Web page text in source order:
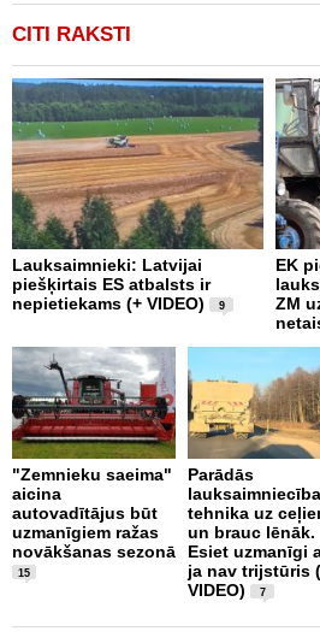
CITI RAKSTI
Lauksaimnieki: Latvijai
piešķirtais ES atbalsts ir
nepietiekams (+ VIDEO)
9
EK
ZM
"Zemnieku saeima"
aicina
autovadītājus būt
uzmanīgiem ražas
novākšanas sezonā
15
Parādās
tehnika uz
un brauc lēnāk.
Esiet uzmanīgi
ja nav trijstūris
VIDEO)
7